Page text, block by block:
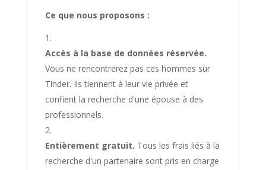
Ce que nous proposons :
Accès à la base de données réservée.
Vous ne rencontrerez pas ces hommes sur
Tinder. Ils tiennent à leur vie privée et
confient la recherche d'une épouse à des
professionnels.
Entièrement gratuit. Tous les frais liés à la
recherche d'un partenaire sont pris en charge